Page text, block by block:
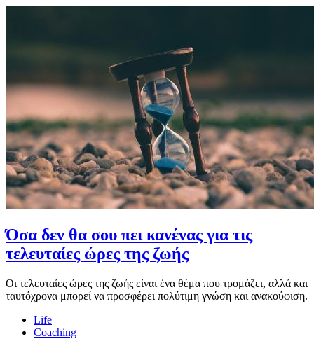
Όσα δεν θα σου πει κανένας για τις
τελευταίες ώρες της ζωής
Οι τελευταίες ώρες της ζωής είναι ένα θέμα που τρομάζει, αλλά και
ταυτόχρονα μπορεί να προσφέρει πολύτιμη γνώση και ανακούφιση.
Life
Coaching